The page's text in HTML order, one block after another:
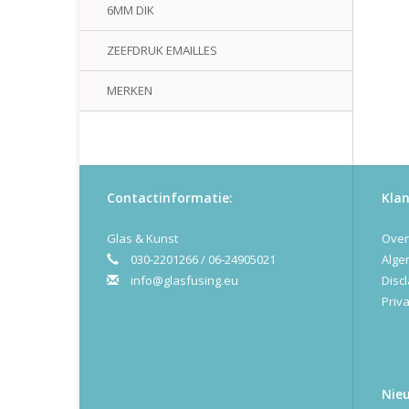
6MM DIK
ZEEFDRUK EMAILLES
MERKEN
Contactinformatie:
Glas & Kunst
030-2201266 / 06-24905021
info@glasfusing.eu